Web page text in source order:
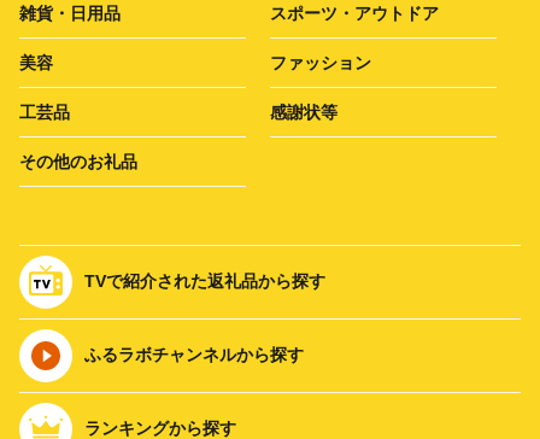
雑貨・日用品 スポーツ・アウトドア
美容 ファッション
工芸品 感謝状等
その他のお礼品
TVで紹介された返礼品から探す
ふるラボチャンネルから探す
ランキングから探す